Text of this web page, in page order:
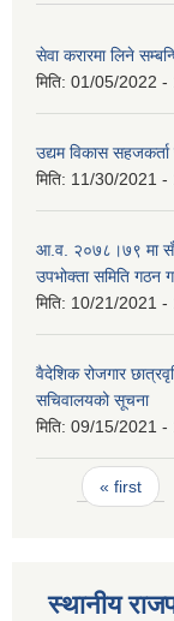
सेवा करारमा लिने
मिति: 01/05/2022 -
उद्यम विकास
मिति: 11/30/2021 -
आ.व. २०७८।७९ मा
उपभोक्ता समिति गठन
मिति: 10/21/2021 -
वैदेशिक रोजगार
सचिवालयको सूचना
मिति: 09/15/2021 -
Pages
« first
स्थानीय